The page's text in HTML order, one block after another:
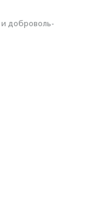
и доброволь­